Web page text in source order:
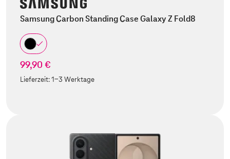
Samsung Carbon Standing Case Galaxy Z Fold8
99,90 €
Lieferzeit:1-3 Werktage